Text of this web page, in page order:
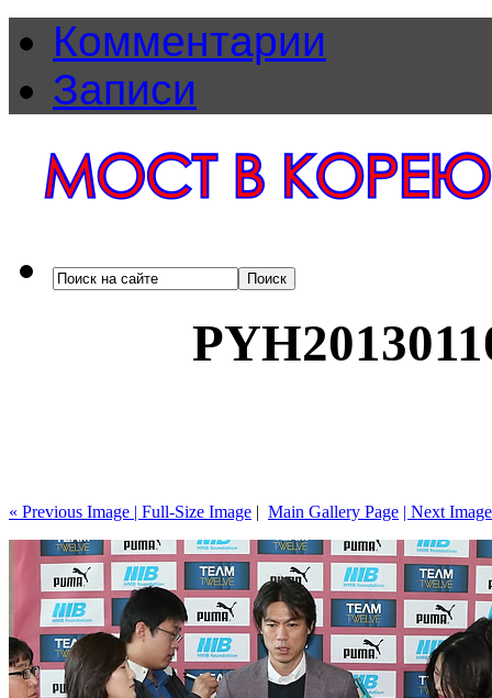
Комментарии
Записи
« Previous Image | Full-Size Image | Main Gallery Page | Next